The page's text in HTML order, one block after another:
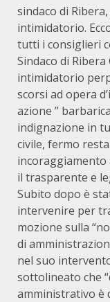
sindaco di
intimidatorio.
tutti i consiglieri
Sindaco di
intimidatorio
scorsi ad opera
azione ”
indignazione in
civile, fermo
il trasparente e
Subito dopo è
intervenire per
mozione sulla
di
nel suo
sottolineato che
amministrativo è